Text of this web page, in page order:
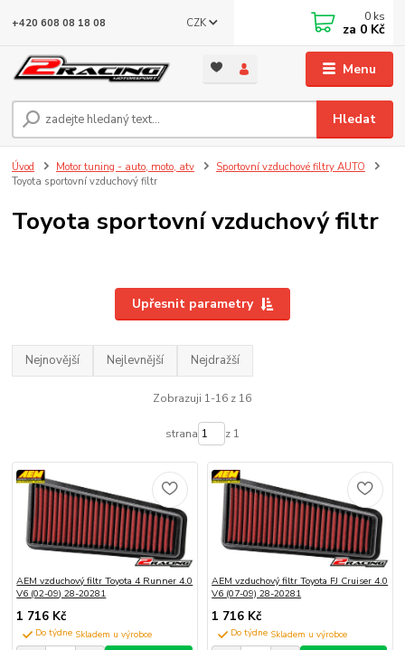
Menu
CZK
Hledat
+420 608 08 18 08 0 ks
za 0 Kč
Úvod Motor tuning - auto, moto, atv
Sportovní vzduchové filtry AUTO
Toyota sportovní vzduchový filtr
Toyota sportovní vzduchový filtr
Upřesnit parametry
Nejnovější Nejlevnější Nejdražší
Zobrazuji 1-16 z 16
strana z 1
AEM vzduchový filtr Toyota 4 Runner 4.0
V6 (02-09) 28-20281
1 716 Kč
Do týdne
AEM vzduchový filtr Toyota FJ Cruiser 4.0
V6 (07-09) 28-20281
1 716 Kč
Do týdne